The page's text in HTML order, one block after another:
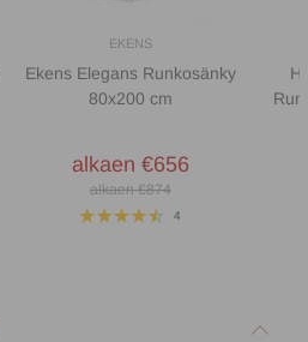
EKENS
Ekens Elegans Runkosänky
80x200 cm
alkaen €656
alkaen €874
4